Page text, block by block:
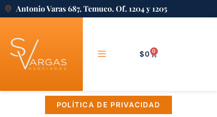
Skip Antonio Varas 687, Temuco. Of. 1204 y 1205
$0 0
CART
POLÍTICA DE PRIVACIDAD